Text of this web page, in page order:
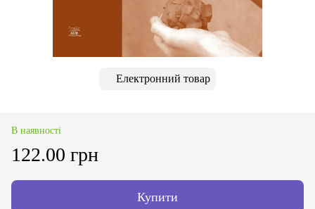
Електронний товар
В наявності
122.00 грн
Купити